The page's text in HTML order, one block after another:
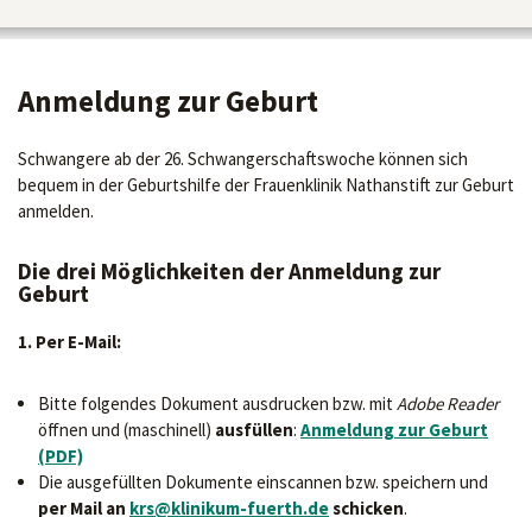
Anmeldung zur Geburt
Schwangere ab der 26. Schwangerschaftswoche können sich
bequem in der Geburtshilfe der Frauenklinik Nathanstift zur Geburt
anmelden.
Die drei Möglichkeiten der Anmeldung zur
Geburt
1. Per E-Mail:
Bitte folgendes Dokument ausdrucken bzw. mitAdobe Reader
öffnen und (maschinell) ausfüllen: Anmeldung zur Geburt
(PDF)
Die ausgefüllten Dokumente einscannen bzw. speichern und
per Mail an krs@klinikum-fuerth.deschicken.